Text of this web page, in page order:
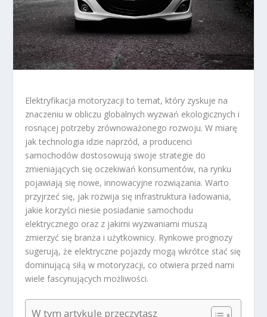
Elektryfikacja motoryzacji to temat, który zyskuje na
znaczeniu w obliczu globalnych wyzwań ekologicznych i
rosnącej potrzeby zrównoważonego rozwoju. W miarę
jak technologia idzie naprzód, a producenci
samochodów dostosowują swoje strategie do
zmieniających się oczekiwań konsumentów, na rynku
pojawiają się nowe, innowacyjne rozwiązania. Warto
przyjrzeć się, jak rozwija się infrastruktura ładowania,
jakie korzyści niesie posiadanie samochodu
elektrycznego oraz z jakimi wyzwaniami muszą
zmierzyć się branża i użytkownicy. Rynkowe prognozy
sugerują, że elektryczne pojazdy mogą wkrótce stać się
dominującą siłą w motoryzacji, co otwiera przed nami
wiele fascynujących możliwości.
W tym artykule przeczytasz